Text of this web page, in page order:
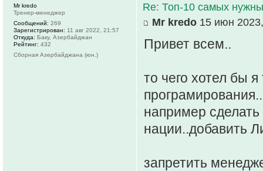
Re: Топ-10 самых
Mr kredo 15 июн
Привет всем..
то чего хотел бы я
програмирования..
например
нации..добавить
запретить
Mr kredo
Тренер-менеджер
Сообщений: 269
Зарегистрирован: 11 авг 2022, 21:57
Откуда: Баку, Азербайджан
Рейтинг: 432
Сборная Азербайджана (юн.)